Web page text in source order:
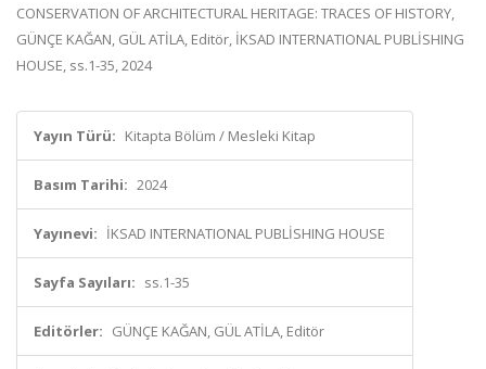
CONSERVATION OF ARCHITECTURAL HERITAGE: TRACES OF HISTORY,
GÜNÇE KAĞAN, GÜL ATİLA, Editör, İKSAD INTERNATIONAL PUBLİSHING
HOUSE, ss.1-35, 2024
Yayın Türü: Kitapta Bölüm / Mesleki Kitap
Basım Tarihi: 2024
Yayınevi: İKSAD INTERNATIONAL PUBLİSHING HOUSE
Sayfa Sayıları: ss.1-35
Editörler: GÜNÇE KAĞAN, GÜL ATİLA, Editör